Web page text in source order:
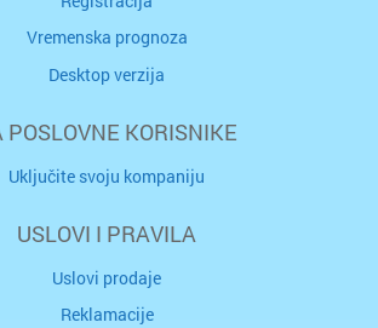
Vremenska prognoza
Desktop verzija
POSLOVNE KORISNIKE
Uključite svoju kompaniju
USLOVI I PRAVILA
Uslovi prodaje
Reklamacije